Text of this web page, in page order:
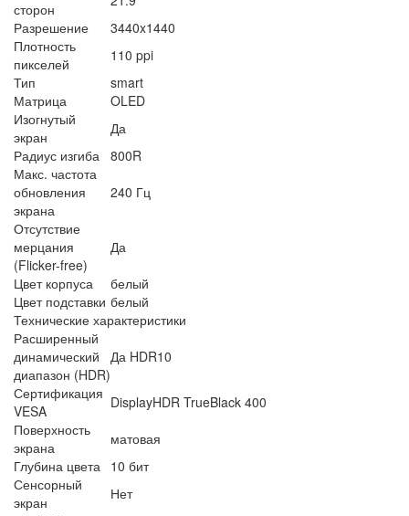
сторон
Разрешение
3440x1440
Плотность
пикселей
110 ppi
Тип
smart
Матрица
OLED
Изогнутый
экран
Да
Радиус изгиба
800R
Макс. частота
обновления
экрана
240 Гц
Отсутствие
мерцания
(Flicker-free)
Да
Цвет корпуса
белый
Цвет подставки белый
Технические характеристики
Расширенный
динамический
диапазон (HDR)
Да HDR10
Сертификация
VESA
DisplayHDR TrueBlack 400
Поверхность
экрана
матовая
Глубина цвета
10 бит
Сенсорный
экран
Нет